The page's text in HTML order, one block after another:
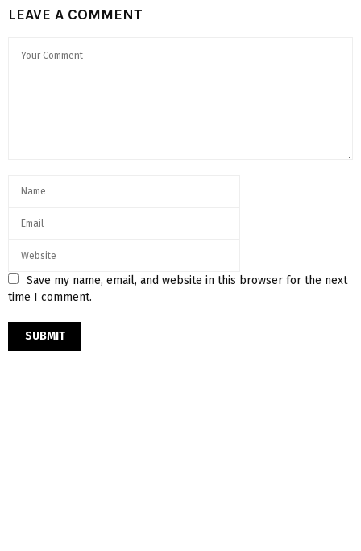
LEAVE A COMMENT
Save my name, email, and website in this browser for the next
time I comment.